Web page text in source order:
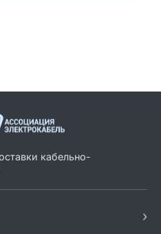
кабельно-
›